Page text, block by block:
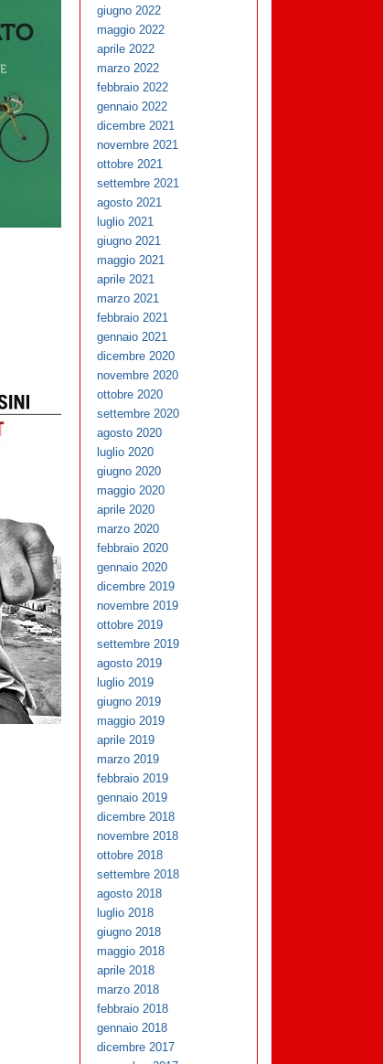
giugno 2022
maggio 2022
aprile 2022
marzo 2022
febbraio 2022
gennaio 2022
dicembre 2021
novembre 2021
ottobre 2021
settembre 2021
agosto 2021
luglio 2021
giugno 2021
maggio 2021
aprile 2021
marzo 2021
febbraio 2021
gennaio 2021
dicembre 2020
novembre 2020
ottobre 2020
settembre 2020
agosto 2020
luglio 2020
giugno 2020
maggio 2020
aprile 2020
marzo 2020
febbraio 2020
gennaio 2020
dicembre 2019
novembre 2019
ottobre 2019
settembre 2019
agosto 2019
luglio 2019
giugno 2019
maggio 2019
aprile 2019
marzo 2019
febbraio 2019
gennaio 2019
dicembre 2018
novembre 2018
ottobre 2018
settembre 2018
agosto 2018
luglio 2018
giugno 2018
maggio 2018
aprile 2018
marzo 2018
febbraio 2018
gennaio 2018
dicembre 2017